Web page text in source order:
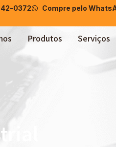
0372 Compre pelo
Produtos Serviços